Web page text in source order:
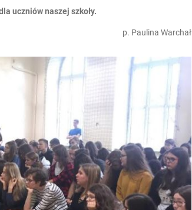
uczniów naszej szkoły.
p. Paulina Warchał